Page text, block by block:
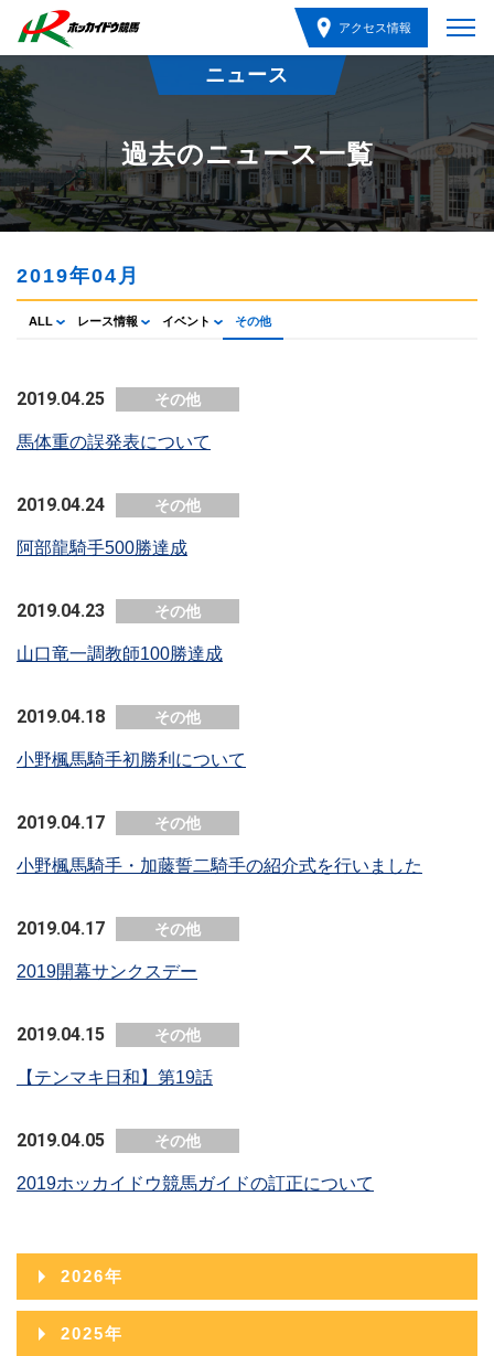
アクセス情報
ニュース
過去のニュース一覧
2019年04月
ALL レース情報 イベント その他
2019.04.25 その他
馬体重の誤発表について
2019.04.24 その他
阿部龍騎手500勝達成
2019.04.23 その他
山口竜一調教師100勝達成
2019.04.18 その他
小野楓馬騎手初勝利について
2019.04.17 その他
小野楓馬騎手・加藤誓二騎手の紹介式を行いました
2019.04.17 その他
2019開幕サンクスデー
2019.04.15 その他
【テンマキ日和】第19話
2019.04.05 その他
2019ホッカイドウ競馬ガイドの訂正について
2026年
2026年08月
2025年